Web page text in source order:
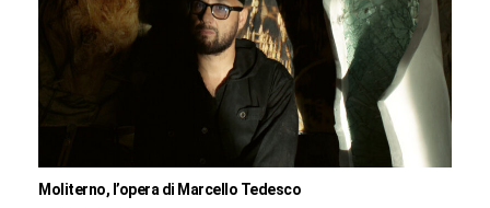
Moliterno, l’opera di Marcello Tedesco